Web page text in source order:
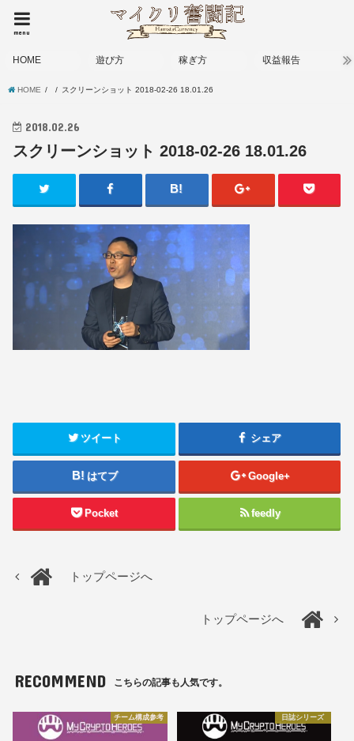
menu
HOME 遊び方 稼ぎ方 収益報告
HOME スクリーンショット 2018-02-26 18.01.26
2018.02.26
スクリーンショット 2018-02-26 18.01.26
ツイート シェア
はてブ Google+
Pocket feedly
トップページへ
トップページへ
RECOMMEND こちらの記事も人気です。
チーム構成参考 日誌シリーズ